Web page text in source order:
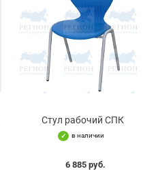
Стул рабочий СПК
в наличии
6 885 руб.